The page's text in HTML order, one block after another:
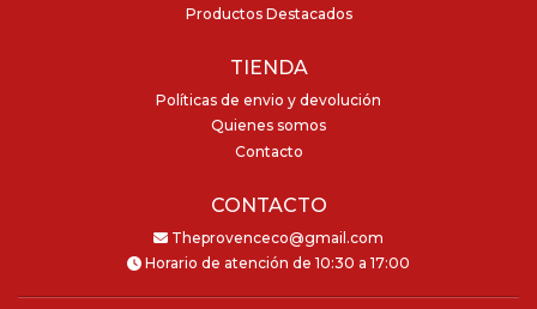
Productos Destacados
TIENDA
Políticas de envio y devolución
Quienes somos
Contacto
CONTACTO
Theprovenceco@gmail.com
Horario de atención de 10:30 a 17:00